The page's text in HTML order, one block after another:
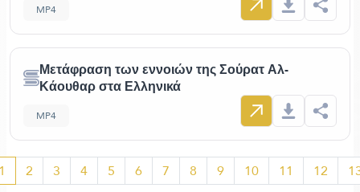
MP4
Μετάφραση των εννοιών της Σούρατ Αλ-
Κάουθαρ στα Ελληνικά
MP4
2 3 4 5 6 7 8 9 10 11 12